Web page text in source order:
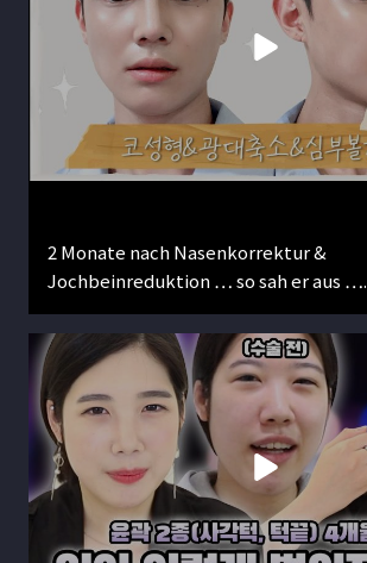
2 Monate nach Nasenkorrektur &
Jochbeinreduktion … so sah er aus ….